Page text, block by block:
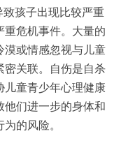
孩子出现比较严重
危机事件。大量的
或情感忽视与儿童
关联。自伤是自杀
儿童青少年心理健康
们进一步的身体和
的风险。